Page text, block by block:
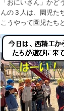
「おにいさん」か
んの３人は、園児た
こうやって園児たち